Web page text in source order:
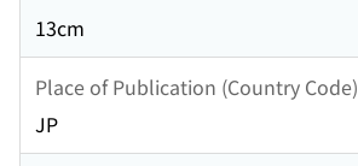
13cm
Place of Publication (Country Code)
JP